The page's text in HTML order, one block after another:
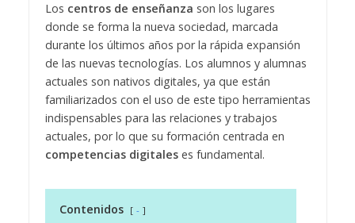
Los centros de enseñanza son los lugares
donde se forma la nueva sociedad, marcada
durante los últimos años por la rápida expansión
de las nuevas tecnologías. Los alumnos y alumnas
actuales son nativos digitales, ya que están
familiarizados con el uso de este tipo herramientas
indispensables para las relaciones y trabajos
actuales, por lo que su formación centrada en
competencias digitaleses fundamental.
Contenidos
-